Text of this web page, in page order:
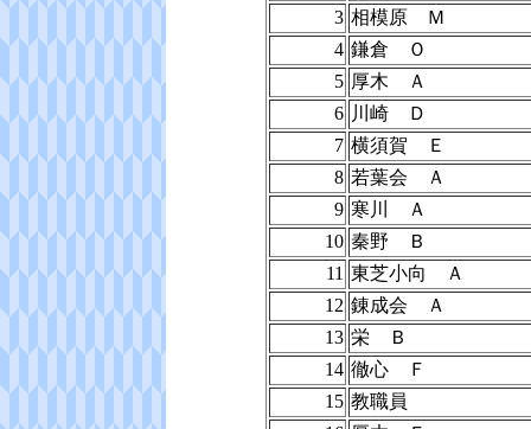
3 相模原 Ｍ
4 鎌倉 Ｏ
5 厚木 Ａ
6 川崎 Ｄ
7 横須賀 Ｅ
8 若葉会 Ａ
9 寒川 Ａ
10 秦野 Ｂ
11 東芝小向 Ａ
12 錬成会 Ａ
13 栄 Ｂ
14 徹心 Ｆ
15 教職員